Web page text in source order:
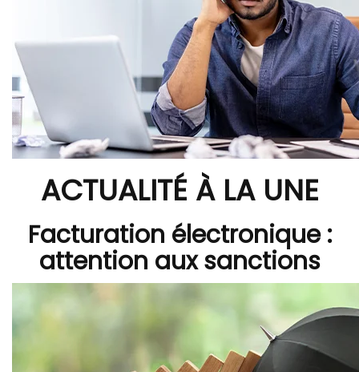
ACTUALITÉ À LA UNE
Facturation électronique :
attention aux sanctions